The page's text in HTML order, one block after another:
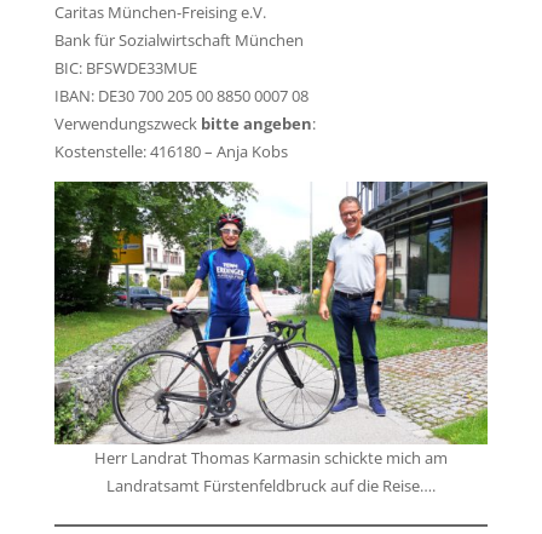
Caritas München-Freising e.V.
Bank für Sozialwirtschaft München
BIC: BFSWDE33MUE
IBAN: DE30 700 205 00 8850 0007 08
Verwendungszweck bitte angeben:
Kostenstelle: 416180 – Anja Kobs
Herr Landrat Thomas Karmasin schickte mich am
Landratsamt Fürstenfeldbruck auf die Reise….